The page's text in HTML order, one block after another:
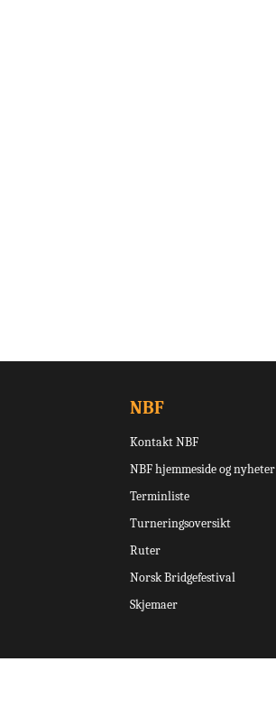
NBF
Kontakt NBF
NBF hjemmeside og nyheter
Terminliste
Turneringsoversikt
Ruter
Norsk Bridgefestival
Skjemaer